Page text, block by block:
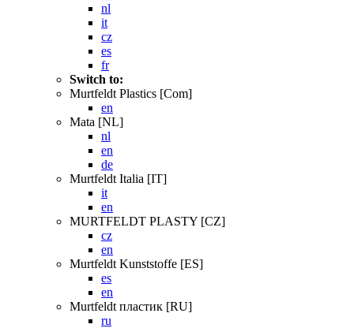
nl
it
cz
es
fr
Switch to:
Murtfeldt Plastics [Com]
en
Mata [NL]
nl
en
de
Murtfeldt Italia [IT]
it
en
MURTFELDT PLASTY [CZ]
cz
en
Murtfeldt Kunststoffe [ES]
es
en
Murtfeldt пластик [RU]
ru